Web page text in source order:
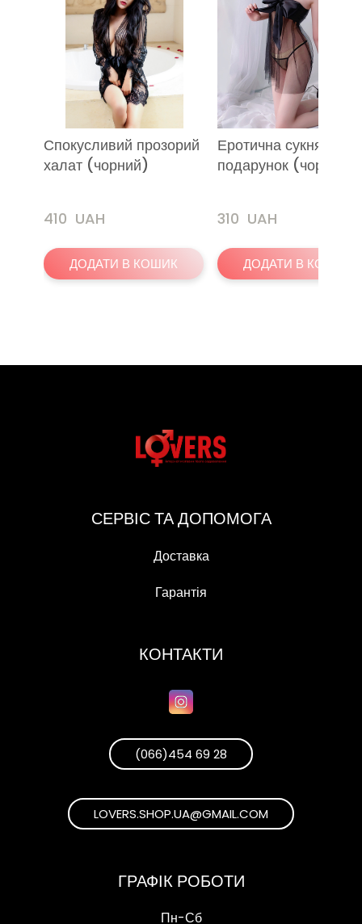
Спокусливий прозорий
халат (чорний)
410  UAH
ДОДАТИ В КОШИК
Еротична сукня-
подарунок (чорний)
310  UAH
ДОДАТИ В КОШИК
СЕРВІС ТА ДОПОМОГА
Доставка
Гарантія
КОНТАКТИ
(066)454 69 28
LOVERS.SHOP.UA@GMAIL.COM
ГРАФІК РОБОТИ
Пн-Сб